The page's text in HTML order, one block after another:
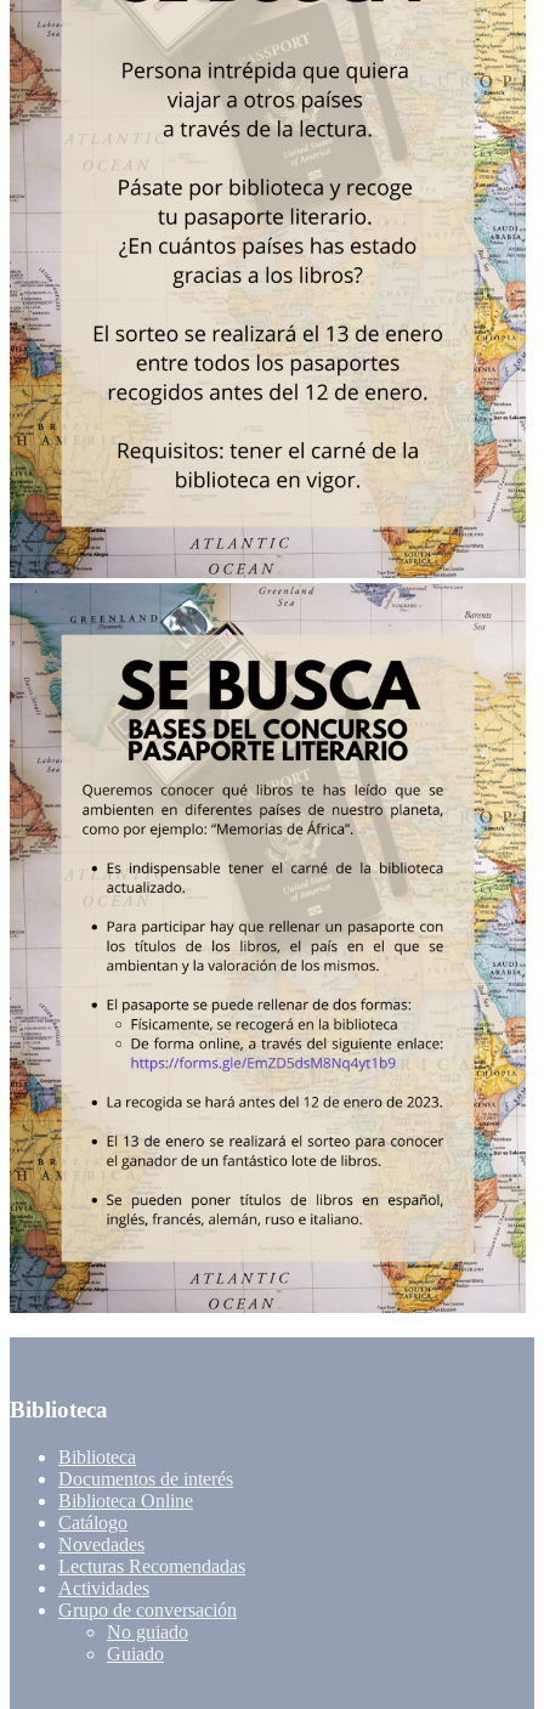
Biblioteca
Biblioteca
Documentos de interés
Biblioteca Online
Catálogo
Novedades
Lecturas Recomendadas
Actividades
Grupo de conversación
No guiado
Guiado